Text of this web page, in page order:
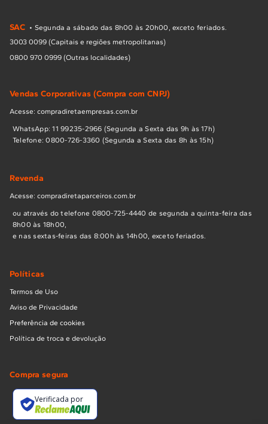
SAC • Segunda a sábado das 8h00 às 20h00, exceto feriados.
3003 0099 (Capitais e regiões metropolitanas)
0800 970 0999 (Outras localidades)
Vendas Corporativas (Compra com CNPJ)
Acesse: compradiretaempresas.com.br
WhatsApp: 11 99235-2966 (Segunda a Sexta das 9h às 17h)
Telefone: 0800-726-3360 (Segunda a Sexta das 8h às 15h)
Revenda
Acesse: compradiretaparceiros.com.br
ou através do telefone 0800-725-4440 de segunda a quinta-feira das
8h00 às 18h00,
e nas sextas-feiras das 8:00h às 14h00, exceto feriados.
Políticas
Termos de Uso
Aviso de Privacidade
Preferência de cookies
Política de troca e devolução
Compra segura
Verificada por